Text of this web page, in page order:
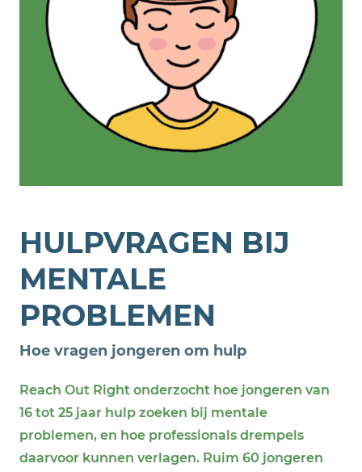
HULPVRAGEN BIJ
MENTALE
PROBLEMEN
Hoe vragen jongeren om hulp
Reach Out Right onderzocht hoe jongeren van
16 tot 25 jaar hulp zoeken bij mentale
problemen, en hoe professionals drempels
daarvoor kunnen verlagen. Ruim 60 jongeren